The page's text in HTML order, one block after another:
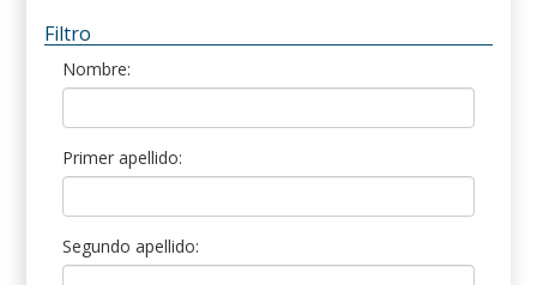
Filtro
Nombre:
Primer apellido:
Segundo apellido: